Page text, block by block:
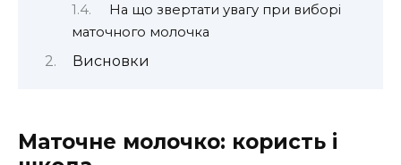
На що звертати увагу при виборі
маточного молочка
Висновки
Маточне молочко: користь і